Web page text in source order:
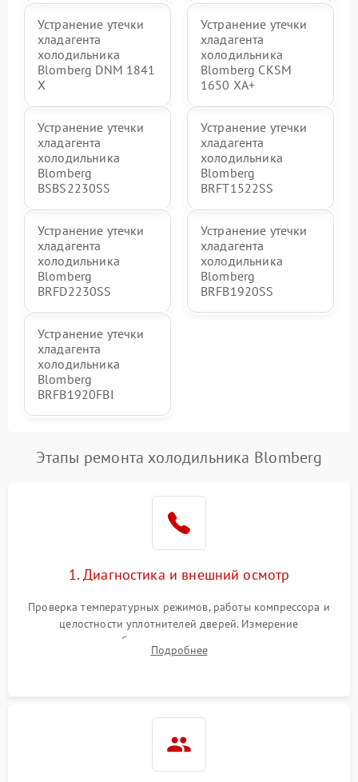
Устранение утечки
хладагента
холодильника
Blomberg DNM 1841
X
Устранение утечки
хладагента
холодильника
Blomberg CKSM
1650 XA+
Устранение утечки
хладагента
холодильника
Blomberg
BSBS2230SS
Устранение утечки
хладагента
холодильника
Blomberg
BRFT1522SS
Устранение утечки
хладагента
холодильника
Blomberg
BRFD2230SS
Устранение утечки
хладагента
холодильника
Blomberg
BRFB1920SS
Устранение утечки
хладагента
холодильника
Blomberg
BRFB1920FBI
Этапы ремонта холодильника Blomberg
1. Диагностика и внешний осмотр
Проверка температурных режимов, работы компрессора и
целостности уплотнителей дверей. Измерение
сопротивления обмоток мотора, проверка термостата и
считывание кодов ошибок с электронного дисплея.
Подробнее